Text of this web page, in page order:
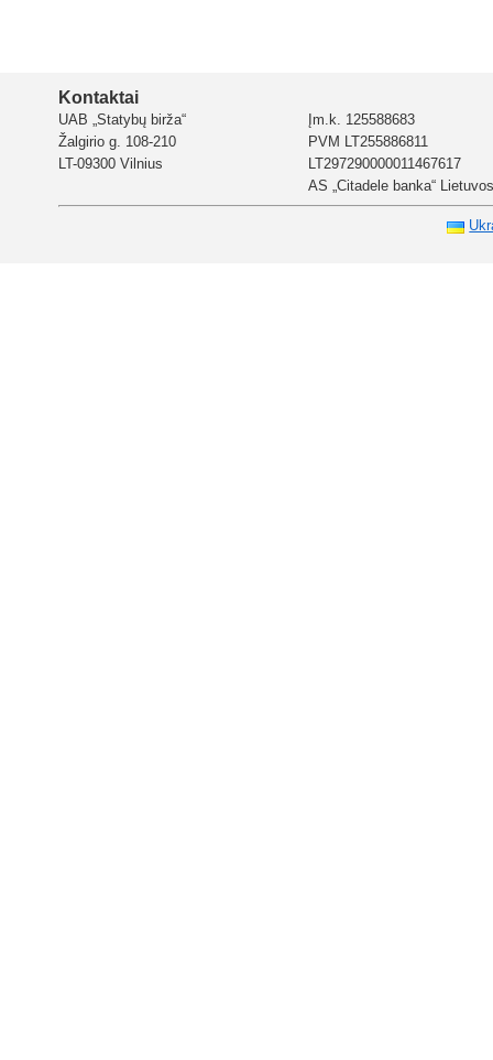
Kontaktai
UAB „Statybų birža“
Žalgirio g. 108-210
LT-09300 Vilnius
Įm.k. 125588683
PVM LT255886811
LT297290000011467617
AS „Citadele banka“